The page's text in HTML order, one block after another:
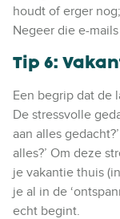
houdt of erger
Negeer die e-
Tip 6:
Een begrip dat de
De stressvolle
aan alles
alles?’ Om deze
je vakantie thuis
je al in de
echt begint.